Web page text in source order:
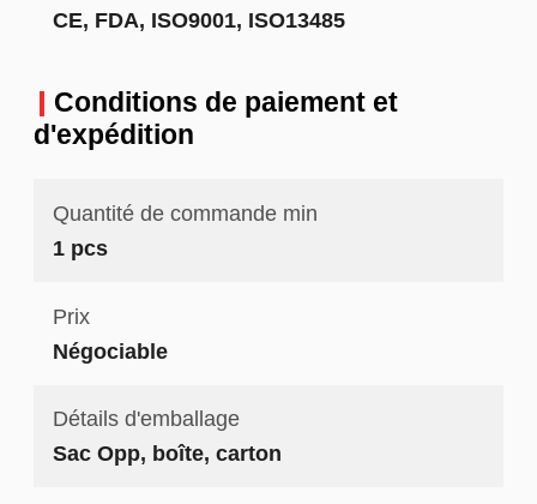
CE, FDA, ISO9001, ISO13485
Conditions de paiement et
d'expédition
Quantité de commande min
1 pcs
Prix
Négociable
Détails d'emballage
Sac Opp, boîte, carton